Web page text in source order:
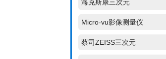
海克斯康三次元
Micro-vu影像测量仪
蔡司ZEISS三次元